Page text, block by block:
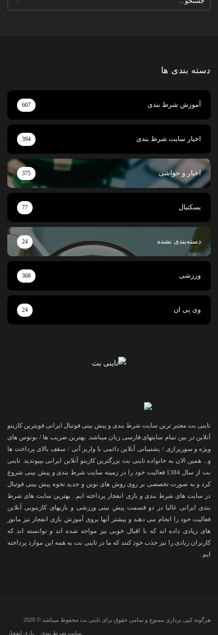
دسته بندی ها
آموزش شرط بندی 607
اخبار سایت شرط بندی 394
اخبار و حواشی 375
بسکتبال 77
دسته‌بندی نشده 24
ورزشی 368
وی پی ان 24
تاینی بت معتبر ترین سایت شرط بندی و پیش بینی فوتبال ایرانی قویترین کازینو
آنلاین در بین تمام سایتهای فارسی زبان میباشد. بهترین ضریب ها / بونوس های
ویژه و سورپرازی / پشتیبانی آنلاین دائمی با واریز آنی / سقف بالای پرداخت ها
و... همین الان به خانواده تاینی بت بزرگترین کازینو آنلاین ایرانی بپیوندید. تاینی
بت از سال 1384 فعالیت خود را در زمینه سایت شرط بندی و پیش بینی شروع
کرد و به صورت تخصصی بر روی روش های نوین و جدید نحوه پیش بینی فوتبال
در سایت های شرط بندی و بازی انفجار پرداخته ایم . بهترین سایت های شرط
بندی ایرانی غالبا در دو قسمت پیش بینی ورزشی و بازیهای کازینویی آنلاین
فعالیت خود را انجام می دهند و بیشتر آنها بروی آموزش بازی انفجار نیز مانور
های زیادی داده اند که با اقبال خوبی نیز مواجه شده اند و توانسته اند که
کاربران زیادی را نیز جذب خود کنند که ما در تاینی بت به همه این موارد پرداخته
ایم .
هرگونه کپی برداری ممنوع و تمامی حقوق برای تاینی بت محفوظ میباشد © 2020
سایت شرط بندی
بازی انفجار